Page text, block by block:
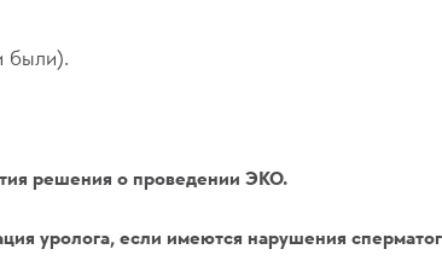
были).
решения о проведении ЭКО.
уролога, если имеются нарушения